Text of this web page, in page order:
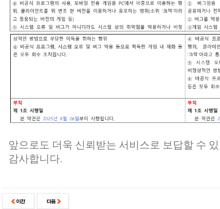
앞으로도 더욱 신뢰받는 서비스로 보답할 수
감사합니다.